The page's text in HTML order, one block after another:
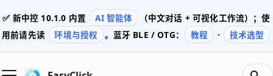
✅ 新中控 10.1.0 内置 AI 智能体
（中文对话 + 可视化工作流）；使
用前请先读
环境与授权 。蓝牙 BLE / OTG： 教程 · 技术选型